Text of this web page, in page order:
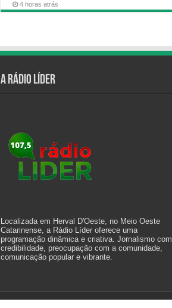
4 horas atrás
A Rádio Líder
Localizada em Herval D'Oeste, no Meio Oeste
Catarinense, a Rádio Líder oferece uma
programação dinâmica e criativa. Jornalismo com
credibilidade, preocupação com a comunidade,
comunicação popular e vibrante.